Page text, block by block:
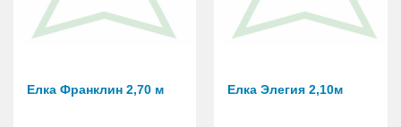
Елка Франклин 2,70 м Елка Элегия 2,10м